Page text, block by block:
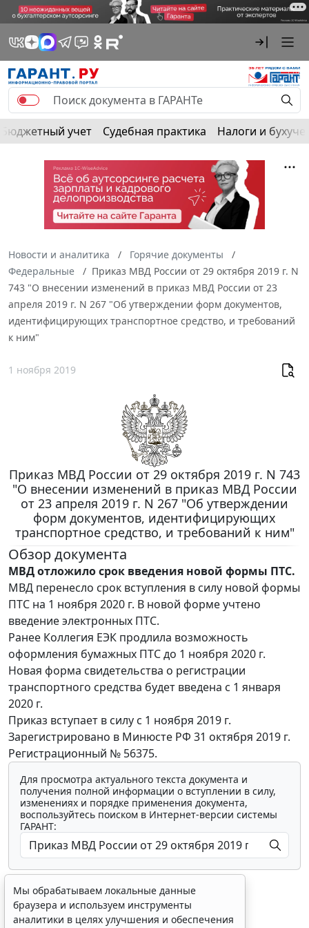
Бюджетный учет Судебная практика Налоги и
Новости и аналитика
Горячие документы
Федеральные
Приказ МВД России от 29 октября 2019 г. N
743 "О внесении изменений в приказ МВД России от 23
апреля 2019 г. N 267 "Об утверждении форм документов,
идентифицирующих транспортное средство, и требований
к ним"
1 ноября 2019
Приказ МВД России от 29 октября 2019 г. N 743
"О внесении изменений в приказ МВД России
от 23 апреля 2019 г. N 267 "Об утверждении
форм документов, идентифицирующих
транспортное средство, и требований к ним"
Обзор документа
МВД отложило срок введения новой формы ПТС.
МВД перенесло срок вступления в силу новой формы
ПТС на 1 ноября 2020 г. В новой форме учтено
введение электронных ПТС.
Ранее Коллегия ЕЭК продлила возможность
оформления бумажных ПТС до 1 ноября 2020 г.
Новая форма свидетельства о регистрации
транспортного средства будет введена с 1 января
2020 г.
Приказ вступает в силу с 1 ноября 2019 г.
Зарегистрировано в Минюсте РФ 31 октября 2019 г.
Регистрационный № 56375.
Для просмотра актуального текста документа и
получения полной информации о вступлении в силу,
изменениях и порядке применения документа,
воспользуйтесь поиском в Интернет-версии системы
ГАРАНТ:
Мы обрабатываем локальные данные
браузера и используем инструменты
аналитики в целях улучшения и обеспечения